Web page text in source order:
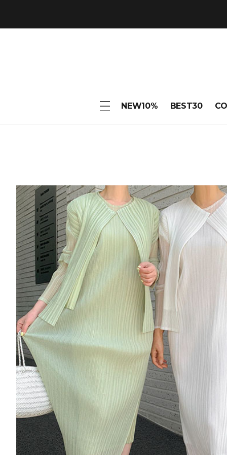
NEW10% BEST30